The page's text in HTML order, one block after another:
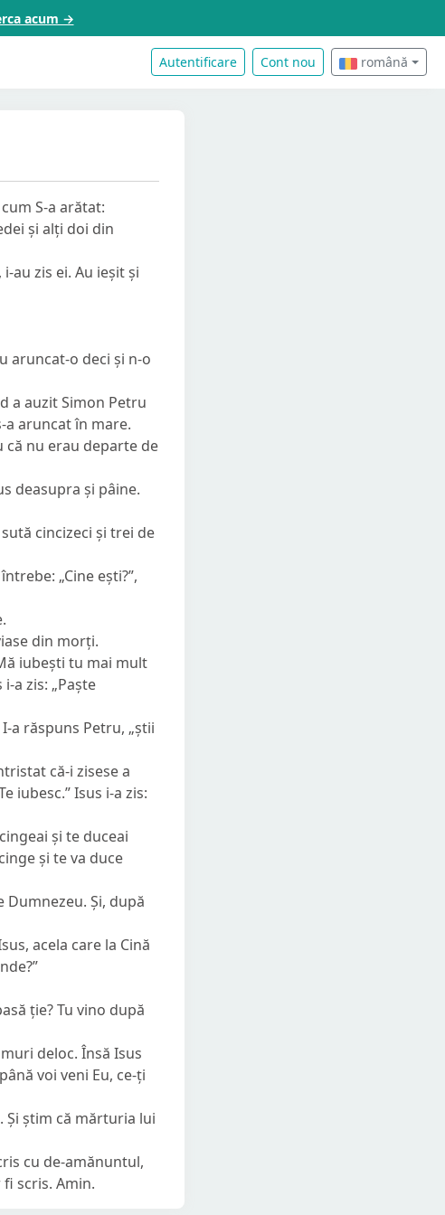
acum →
Autentificare Cont nou română
S-a arătat:
și alți doi din
au zis ei. Au ieșit și
aruncat-o deci și n-o
a auzit Simon Petru
a aruncat în mare.
că nu erau departe de
deasupra și pâine.
cincizeci și trei de
„Cine ești?”,
din morți.
iubești tu mai mult
i-a zis: „Paște
a răspuns Petru, „știi
că-i zisese a
iubesc.” Isus i-a zis:
și te duceai
și te va duce
Dumnezeu. Și, după
acela care la Cină
ție? Tu vino după
deloc. Însă Isus
voi veni Eu, ce-ți
Și știm că mărturia lui
cu de-amănuntul,
scris. Amin.